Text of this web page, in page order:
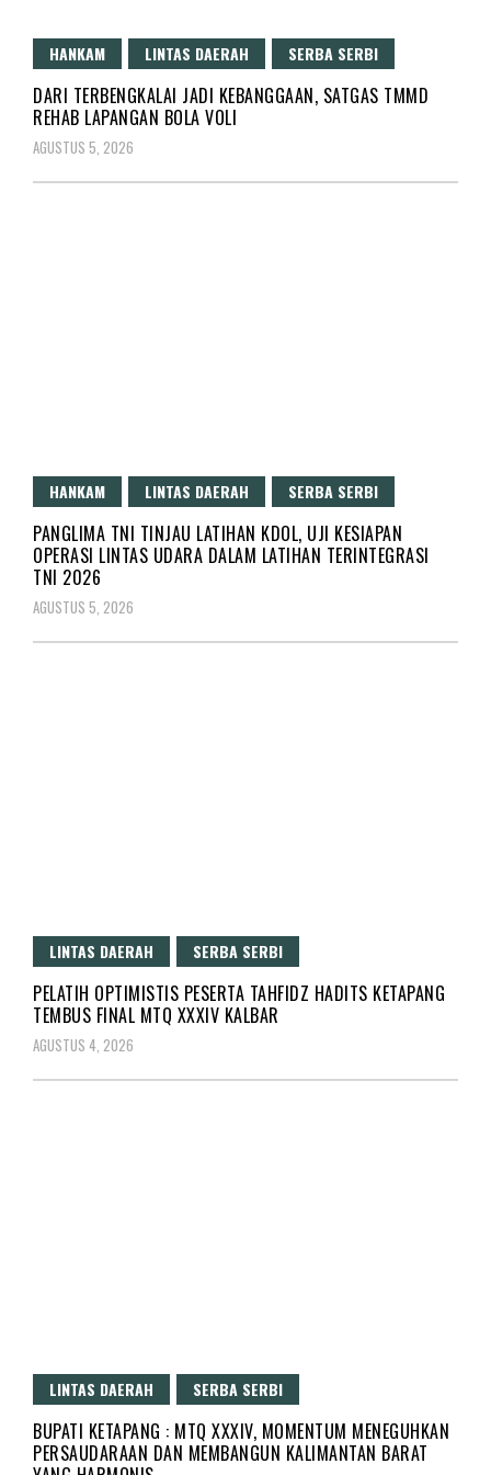
HANKAM LINTAS DAERAH SERBA SERBI
DARI TERBENGKALAI JADI KEBANGGAAN, SATGAS TMMD
REHAB LAPANGAN BOLA VOLI
AGUSTUS 5, 2026
HANKAM LINTAS DAERAH SERBA SERBI
PANGLIMA TNI TINJAU LATIHAN KDOL, UJI KESIAPAN
OPERASI LINTAS UDARA DALAM LATIHAN TERINTEGRASI
TNI 2026
AGUSTUS 5, 2026
LINTAS DAERAH SERBA SERBI
PELATIH OPTIMISTIS PESERTA TAHFIDZ HADITS KETAPANG
TEMBUS FINAL MTQ XXXIV KALBAR
AGUSTUS 4, 2026
LINTAS DAERAH SERBA SERBI
BUPATI KETAPANG : MTQ XXXIV, MOMENTUM MENEGUHKAN
PERSAUDARAAN DAN MEMBANGUN KALIMANTAN BARAT